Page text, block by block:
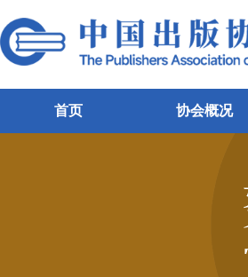
首页 协会概况